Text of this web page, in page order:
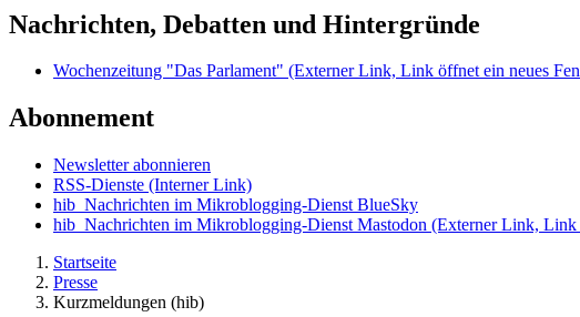
Nachrichten, Debatten und Hintergründe
Wochenzeitung "Das Parlament" (Externer Link, Link öffnet ein neues
Abonnement
Newsletter abonnieren
RSS-Dienste (Interner Link)
hib_Nachrichten im Mikroblogging-Dienst BlueSky
hib_Nachrichten im Mikroblogging-Dienst Mastodon (Externer Link, Link
Startseite
Presse
Kurzmeldungen (hib)